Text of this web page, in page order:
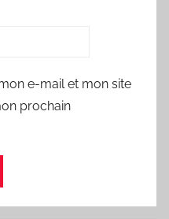
e-mail et mon site
prochain